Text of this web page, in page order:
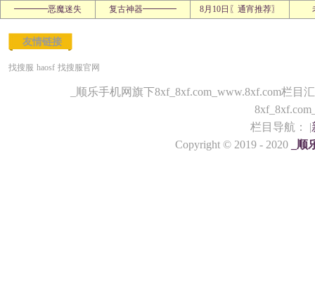
━━━━恶魔迷失 复古神器━━━━ 8月10日〖通宵推荐〗
友情链接
找搜服 haosf 找搜服官网
_顺乐手机网旗下8xf_8xf.com_www.8xf.com栏
栏目导航： |
Copyright © 2019 - 2020
_顺